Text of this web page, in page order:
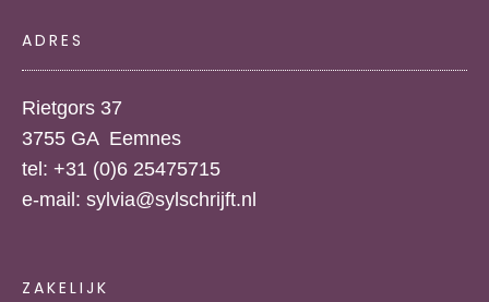
ADRES
Rietgors 37
3755 GA Eemnes
tel: +31 (0)6 25475715
e-mail: sylvia@sylschrijft.nl
ZAKELIJK